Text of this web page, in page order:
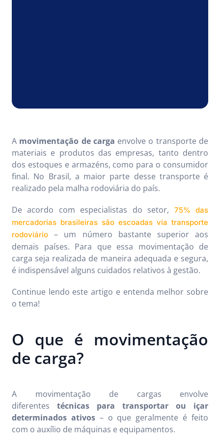
A movimentação de carga envolve o transporte de
materiais e produtos das empresas, tanto dentro
dos estoques e armazéns, como para o consumidor
final. No Brasil, a maior parte desse transporte é
realizado pela malha rodoviária do país.
De acordo com especialistas do setor, 75% das
mercadorias brasileiras são escoadas via transporte
rodoviário – um número bastante superior aos
demais países. Para que essa movimentação de
carga seja realizada de maneira adequada e segura,
é indispensável alguns cuidados relativos à gestão.
Continue lendo este artigo e entenda melhor sobre
o tema!
O que é movimentação
de carga?
A movimentação de cargas envolve
diferentes técnicas para transportar ou içar
determinados ativos– o que geralmente é feito
com o auxílio de máquinas e equipamentos.